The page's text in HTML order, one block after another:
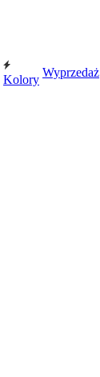
Kolory
Wyprzedaż